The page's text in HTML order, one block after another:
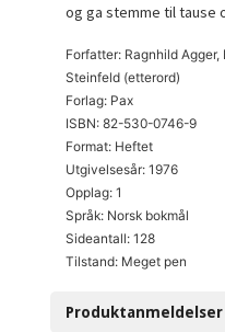
og ga stemme til tause
Forfatter: Ragnhild
Steinfeld (etterord)
Forlag: Pax
ISBN: 82-530-0746-9
Format: Heftet
Utgivelsesår: 1976
Opplag: 1
Språk: Norsk bokmål
Sideantall: 128
Tilstand: Meget pen
Produktanmeldelser